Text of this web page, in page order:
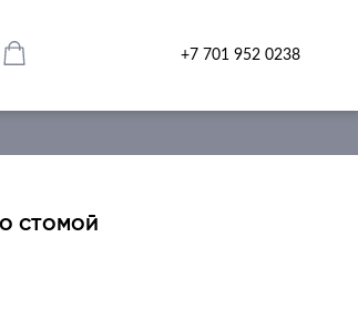
+7 701 952 0238
стомой